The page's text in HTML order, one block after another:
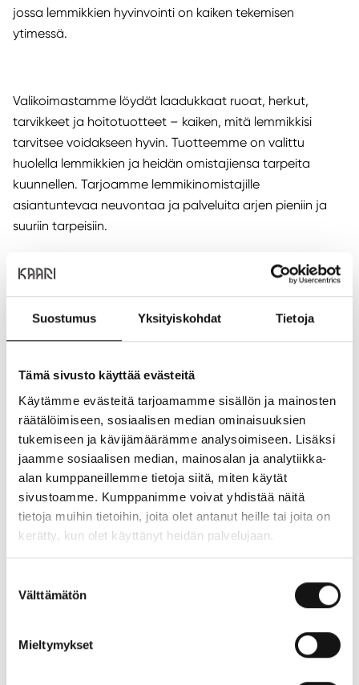
Suostumus Yksityiskohdat Tietoja
Tämä sivusto käyttää evästeitä
Käytämme evästeitä tarjoamamme sisällön ja mainosten
räätälöimiseen, sosiaalisen median ominaisuuksien
tukemiseen ja kävijämäärämme analysoimiseen. Lisäksi
jaamme sosiaalisen median, mainosalan ja analytiikka-
alan kumppaneillemme tietoja siitä, miten käytät
sivustoamme. Kumppanimme voivat yhdistää näitä
tietoja muihin tietoihin, joita olet antanut heille tai joita on
kerätty, kun olet käyttänyt heidän palvelujaan.
valinta
Välttämätön
Mieltymykset
jossa lemmikkien hyvinvointi on kaiken tekemisen
ytimessä.
Valikoimastamme löydät laadukkaat ruoat, herkut,
tarvikkeet ja hoitotuotteet – kaiken, mitä lemmikkisi
tarvitsee voidakseen hyvin. Tuotteemme on valittu
huolella lemmikkien ja heidän omistajiensa tarpeita
kuunnellen. Tarjoamme lemmikinomistajille
asiantuntevaa neuvontaa ja palveluita arjen pieniin ja
suuriin tarpeisiin.
Ja mikä parasta lemmikkisi on aina tervetullut mukaan
ostoksille. Meille on tärkeää, että asiointi on helppoa,
Sijainti ja yhteystiedot
Sijainti:1. kerros
Puhelin: 0800305305
Sähköposti:
kaari.helsinki@mustijamirri.fi
Verkkosivusto: http://www.mustijamirri.fi/
ANNA PALAUTETTA